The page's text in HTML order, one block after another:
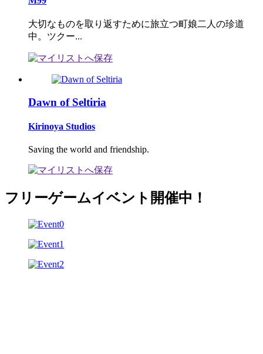
大切なものを取り返すために旅立つ町娘二人の珍道
中。ツクー...
Dawn of Seltiria
Kirinoya Studios
Saving the world and friendship.
フリーゲームイベント開催中！